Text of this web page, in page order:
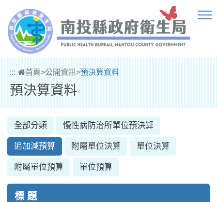
::: 首頁>公開資訊>預決算資料
預決算資料
全部分類 慢性病防治所單位預決算
追加減預算 附屬單位決算 單位決算
附屬單位預算 單位預算
標 題